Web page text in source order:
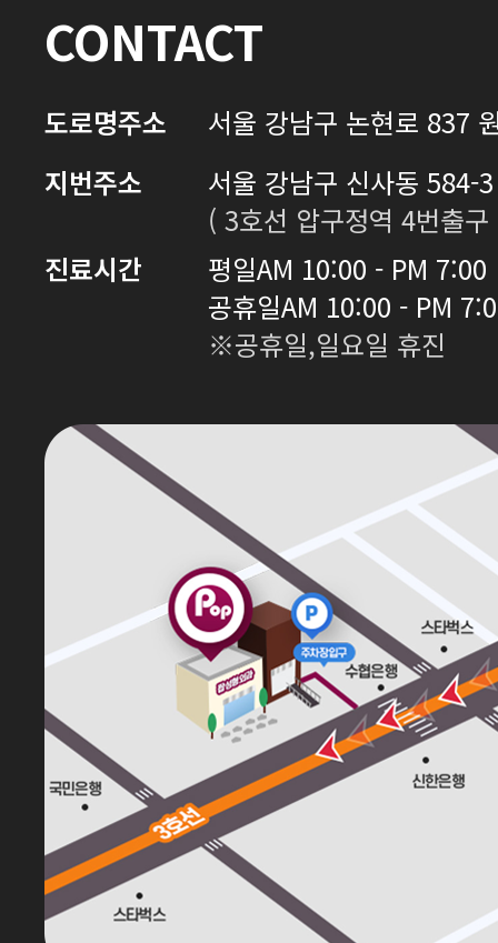
CONTACT
도로명주소
서울 강남구 논현로 837
지번주소
서울 강남구 신사동 584-
( 3호선 압구정역 4번출
진료시간
평일AM 10:00 - PM 7:00
공휴일AM 10:00 - PM
※공휴일,일요일 휴진